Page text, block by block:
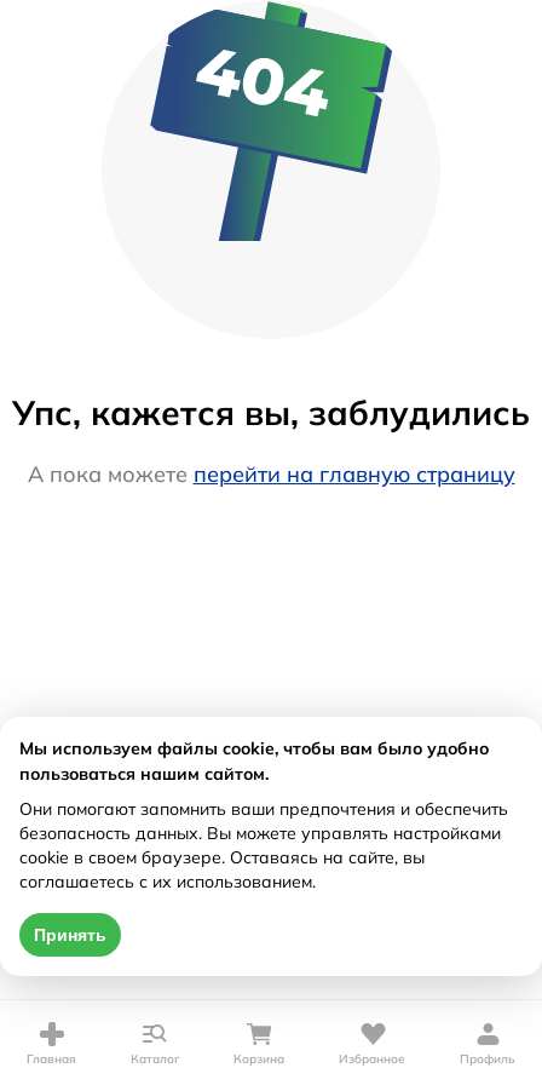
Упс, кажется вы, заблудились
А пока можете перейти на главную страницу
Главная Каталог Корзина Избранное Профиль
Мы используем файлы cookie, чтобы вам было удобно
пользоваться нашим сайтом.
Они помогают запомнить ваши предпочтения и обеспечить
безопасность данных. Вы можете управлять настройками
cookie в своем браузере. Оставаясь на сайте, вы
соглашаетесь с их использованием.
Принять